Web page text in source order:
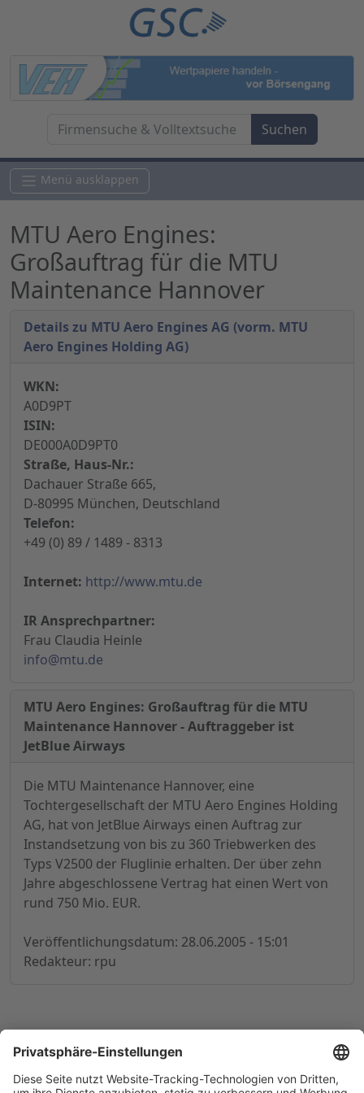
Menü ausklappen
MTU Aero Engines:
Großauftrag für die MTU
Maintenance Hannover
Details zu MTU Aero Engines AG (vorm. MTU
Aero Engines Holding AG)
WKN:
A0D9PT
ISIN:
DE000A0D9PT0
Straße, Haus-Nr.:
Dachauer Straße 665,
D-80995 München, Deutschland
Telefon:
+49 (0) 89 / 1489 - 8313
Internet: http://www.mtu.de
IR Ansprechpartner:
Frau Claudia Heinle
info@mtu.de
MTU Aero Engines: Großauftrag für die MTU
Maintenance Hannover - Auftraggeber ist
JetBlue Airways
Die MTU Maintenance Hannover, eine
Tochtergesellschaft der MTU Aero Engines Holding
AG, hat von JetBlue Airways einen Auftrag zur
Instandsetzung von bis zu 360 Triebwerken des
Typs V2500 der Fluglinie erhalten. Der über zehn
Jahre abgeschlossene Vertrag hat einen Wert von
rund 750 Mio. EUR.
Veröffentlichungsdatum: 28.06.2005 - 15:01
Redakteur: rpu
© 1998-2026by GSC Research GmbH
Datenschutz